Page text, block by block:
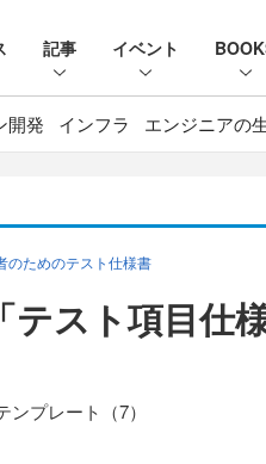
記事 イベント
開発 インフラ エンジニアの
のためのテスト仕様書
テスト項目仕
プレート（7）